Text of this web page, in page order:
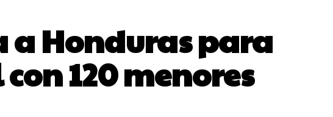
Honduras para
120 menores